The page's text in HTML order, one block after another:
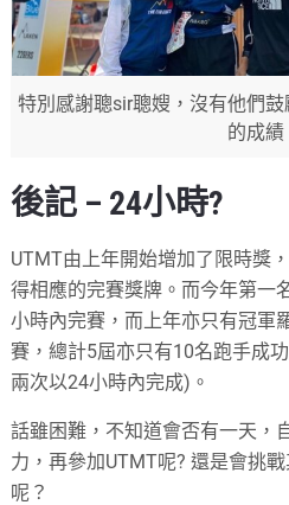
特別感謝聰sir聰嫂，沒有他們
的成績
後記 – 24小時?
UTMT由上年開始增加了限時獎
得相應的完賽獎牌。而今年第一
小時內完賽，而上年亦只有冠軍
賽，總計5屆亦只有10名跑手成
兩次以24小時內完成)。
話雖困難，不知道會否有一天，
力，再參加UTMT呢? 還是會挑
呢？